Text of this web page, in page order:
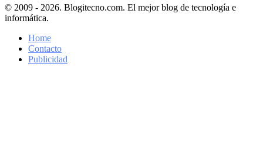
© 2009 - 2026. Blogitecno.com. El mejor blog de tecnología e
informática.
Home
Contacto
Publicidad